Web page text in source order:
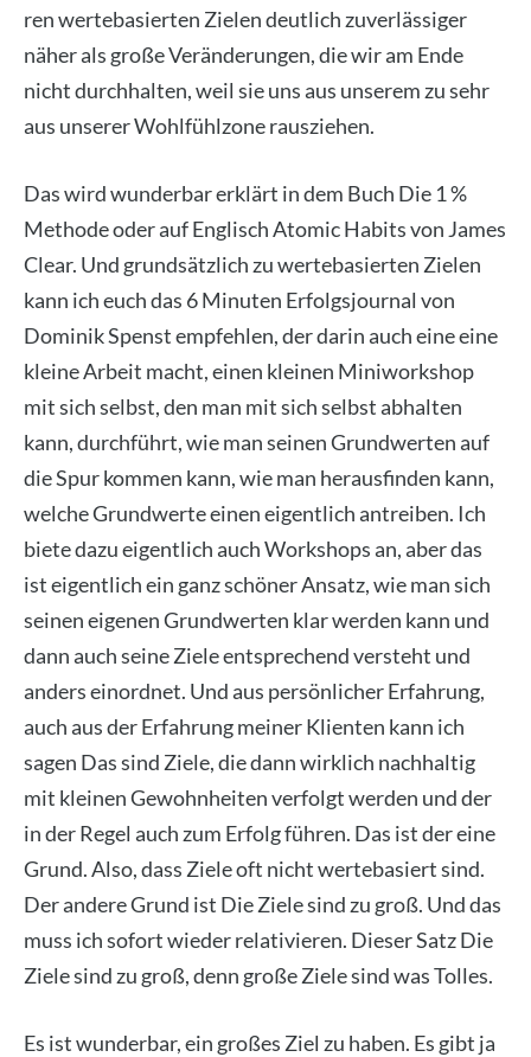
ren wer­te­ba­sier­ten Zie­len deut­lich zuver­läs­si­ger
näher als gro­ße Ver­än­de­run­gen, die wir am Ende
nicht durch­hal­ten, weil sie uns aus unse­rem zu sehr
aus unse­rer Wohl­fühl­zo­ne raus­zie­hen.
Das wird wun­der­bar erklärt in dem Buch Die 1 %
Metho­de oder auf Eng­lisch Ato­mic Habits von James
Clear. Und grund­sätz­lich zu wer­te­ba­sier­ten Zie­len
kann ich euch das 6 Minu­ten Erfolgs­jour­nal von
Domi­nik Spenst emp­feh­len, der dar­in auch eine eine
klei­ne Arbeit macht, einen klei­nen Mini­work­shop
mit sich selbst, den man mit sich selbst abhal­ten
kann, durch­führt, wie man sei­nen Grund­wer­ten auf
die Spur kom­men kann, wie man her­aus­fin­den kann,
wel­che Grund­wer­te einen eigent­lich antrei­ben. Ich
bie­te dazu eigent­lich auch Work­shops an, aber das
ist eigent­lich ein ganz schö­ner Ansatz, wie man sich
sei­nen eige­nen Grund­wer­ten klar wer­den kann und
dann auch sei­ne Zie­le ent­spre­chend ver­steht und
anders ein­ord­net. Und aus per­sön­li­cher Erfah­rung,
auch aus der Erfah­rung mei­ner Kli­en­ten kann ich
sagen Das sind Zie­le, die dann wirk­lich nach­hal­tig
mit klei­nen Gewohn­hei­ten ver­folgt wer­den und der
in der Regel auch zum Erfolg füh­ren. Das ist der eine
Grund. Also, dass Zie­le oft nicht wer­te­ba­siert sind.
Der ande­re Grund ist Die Zie­le sind zu groß. Und das
muss ich sofort wie­der rela­ti­vie­ren. Die­ser Satz Die
Zie­le sind zu groß, denn gro­ße Zie­le sind was Tol­les.
Es ist wun­der­bar, ein gro­ßes Ziel zu haben. Es gibt ja